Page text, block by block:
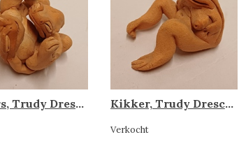
Kikkers, Trudy Drescher Kikker, Trudy Drescher
Verkocht